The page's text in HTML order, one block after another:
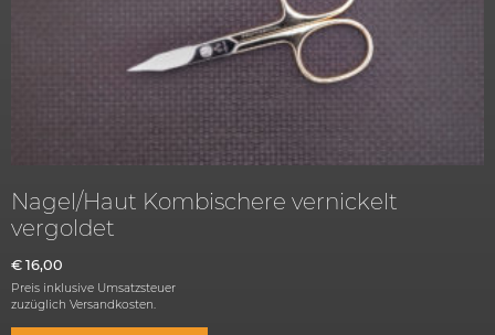
Nagel/Haut Kombischere vernickelt
vergoldet
€ 16,00
Preis inklusive Umsatzsteuer
zuzüglich Versandkosten.